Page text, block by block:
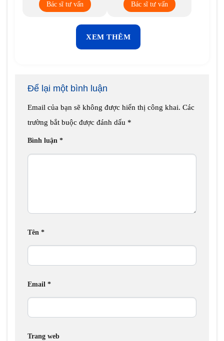
Bác sĩ tư vấn Bác sĩ tư vấn
XEM THÊM
Để lại một bình luận
Email của bạn sẽ không được hiển thị công khai. Các
trường bắt buộc được đánh dấu *
Bình luận *
Tên *
Email *
Trang web